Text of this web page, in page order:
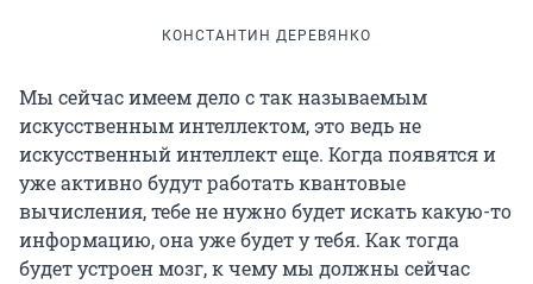
КОНСТАНТИН ДЕРЕВЯНКО
Мы сейчас имеем дело с так называемым
искусственным интеллектом, это ведь не
искусственный интеллект еще. Когда появятся и
уже активно будут работать квантовые
вычисления, тебе не нужно будет искать какую-то
информацию, она уже будет у тебя. Как тогда
будет устроен мозг, к чему мы должны сейчас